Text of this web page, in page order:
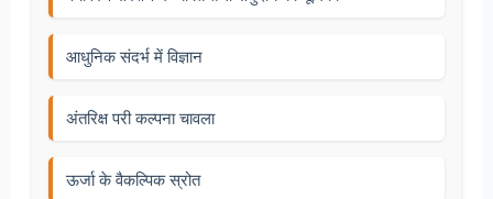
आधुनिक संदर्भ में विज्ञान
अंतरिक्ष परी कल्पना चावला
ऊर्जा के वैकल्पिक स्रोत